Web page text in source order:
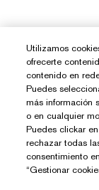
Utilizamos
ofrecerte
contenido en
Puedes
más información
o en cualquier
Puedes clickar
rechazar todas
consentimiento
“Gestionar